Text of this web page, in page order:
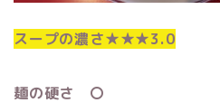
スープの濃さ★★★3.0
麺の硬さ 〇